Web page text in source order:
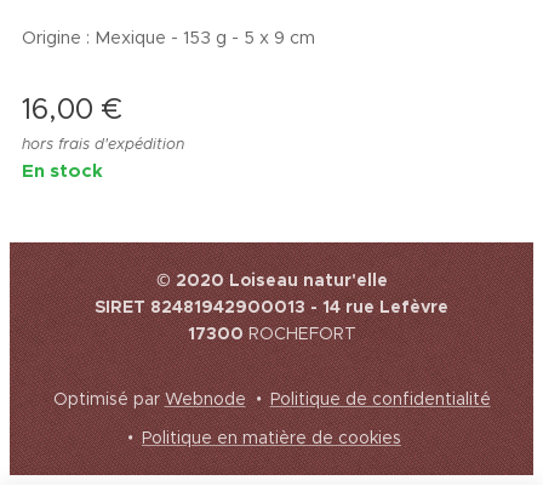
Origine : Mexique - 153 g - 5 x 9 cm
16,00 €
hors frais d'expédition
En stock
© 2020 Loiseau natur'elle
SIRET 82481942900013 - 14 rue Lefèvre
17300ROCHEFORT
Optimisé parWebnode
Politique de confidentialité
Politique en matière de cookies